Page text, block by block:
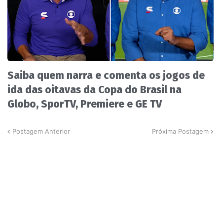
Saiba quem narra e comenta os jogos de
ida das oitavas da Copa do Brasil na
Globo, SporTV, Premiere e GE TV
Postagem Anterior Próxima Postagem